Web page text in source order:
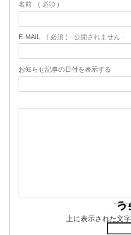
名前 ( 必須 )
E-MAIL ( 必須 ) - 公開されません -
お知らせ記事の日付を表示する
上に表示された文